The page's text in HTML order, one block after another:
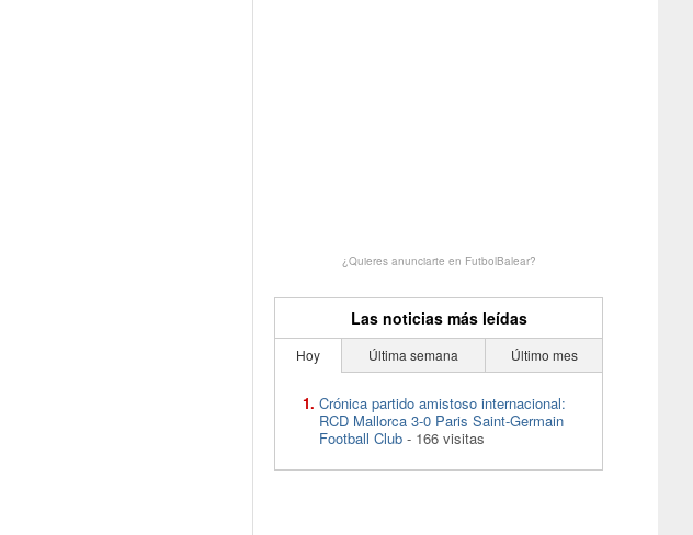
¿Quieres anunciarte en FutbolBalear?
Las noticias más leídas
Hoy Última semana Último mes
Crónica partido amistoso internacional:
RCD Mallorca 3-0 Paris Saint-Germain
Football Club - 166 visitas